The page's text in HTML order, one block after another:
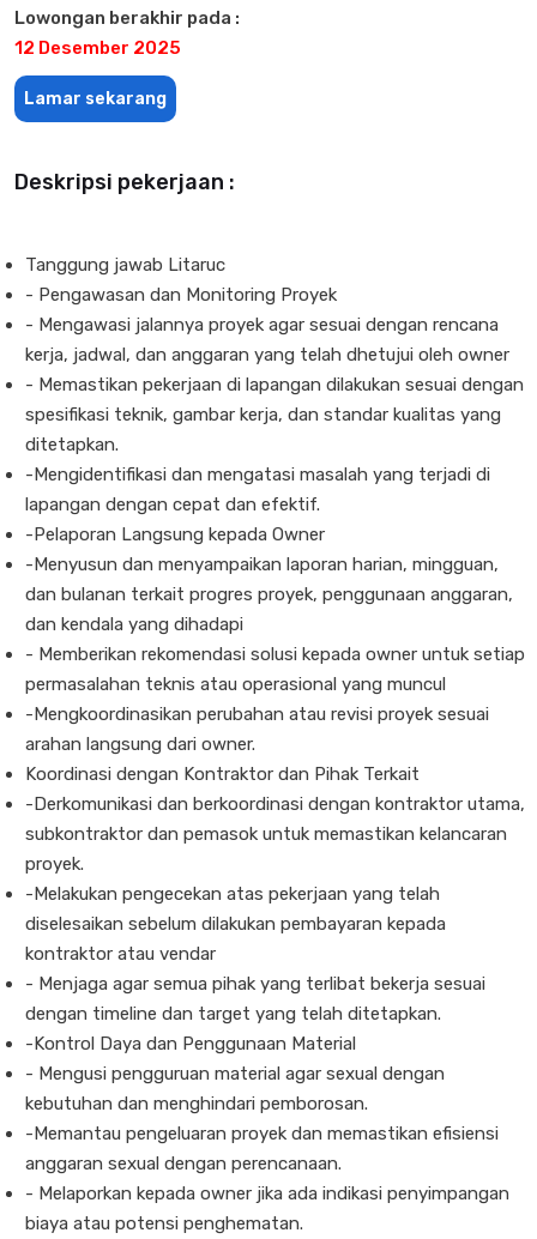
Lowongan berakhir pada :
12 Desember 2025
Lamar sekarang
Deskripsi pekerjaan :
Tanggung jawab Litaruc
- Pengawasan dan Monitoring Proyek
- Mengawasi jalannya proyek agar sesuai dengan rencana
kerja, jadwal, dan anggaran yang telah dhetujui oleh owner
- Memastikan pekerjaan di lapangan dilakukan sesuai dengan
spesifikasi teknik, gambar kerja, dan standar kualitas yang
ditetapkan.
-Mengidentifikasi dan mengatasi masalah yang terjadi di
lapangan dengan cepat dan efektif.
-Pelaporan Langsung kepada Owner
-Menyusun dan menyampaikan laporan harian, mingguan,
dan bulanan terkait progres proyek, penggunaan anggaran,
dan kendala yang dihadapi
- Memberikan rekomendasi solusi kepada owner untuk setiap
permasalahan teknis atau operasional yang muncul
-Mengkoordinasikan perubahan atau revisi proyek sesuai
arahan langsung dari owner.
Koordinasi dengan Kontraktor dan Pihak Terkait
-Derkomunikasi dan berkoordinasi dengan kontraktor utama,
subkontraktor dan pemasok untuk memastikan kelancaran
proyek.
-Melakukan pengecekan atas pekerjaan yang telah
diselesaikan sebelum dilakukan pembayaran kepada
kontraktor atau vendar
- Menjaga agar semua pihak yang terlibat bekerja sesuai
dengan timeline dan target yang telah ditetapkan.
-Kontrol Daya dan Penggunaan Material
- Mengusi pengguruan material agar sexual dengan
kebutuhan dan menghindari pemborosan.
-Memantau pengeluaran proyek dan memastikan efisiensi
anggaran sexual dengan perencanaan.
- Melaporkan kepada owner jika ada indikasi penyimpangan
biaya atau potensi penghematan.